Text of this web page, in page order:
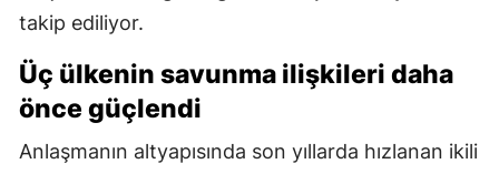
takip ediliyor.
Üç ülkenin savunma ilişkileri daha
önce güçlendi
Anlaşmanın altyapısında son yıllarda hızlanan ikili